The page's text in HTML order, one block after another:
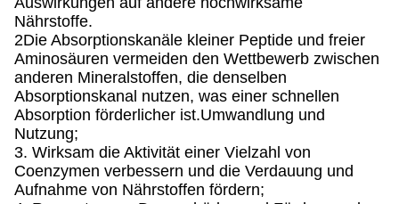
Nährstoffe.
2Die Absorptionskanäle kleiner Peptide und freier
Aminosäuren vermeiden den Wettbewerb zwischen
anderen Mineralstoffen, die denselben
Absorptionskanal nutzen, was einer schnellen
Absorption förderlicher ist.Umwandlung und
Nutzung;
3. Wirksam die Aktivität einer Vielzahl von
Coenzymen verbessern und die Verdauung und
Aufnahme von Nährstoffen fördern;